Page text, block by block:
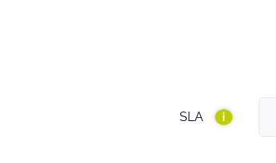
SLA i